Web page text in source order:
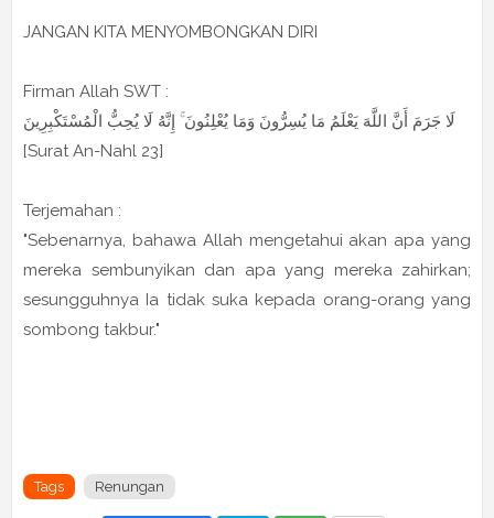
JANGAN KITA MENYOMBONGKAN DIRI
Firman Allah SWT :
لَا جَرَمَ أَنَّ اللَّهَ يَعْلَمُ مَا يُسِرُّونَ وَمَا يُعْلِنُونَ ۚ إِنَّهُ لَا يُحِبُّ الْمُسْتَكْبِرِينَ
[Surat An-Nahl 23]
Terjemahan :
"Sebenarnya, bahawa Allah mengetahui akan apa yang
mereka sembunyikan dan apa yang mereka zahirkan;
sesungguhnya Ia tidak suka kepada orang-orang yang
sombong takbur."
Tags Renungan